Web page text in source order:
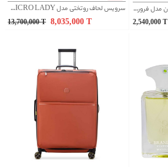
سرویس لحاف روتختی مدل MICRO LADY یک نفره 6 تکه سایز 120
13,700,000T 8,035,000T
دکمه سردست لولایی مردانه الون مدل فروردین
2,540,000 T